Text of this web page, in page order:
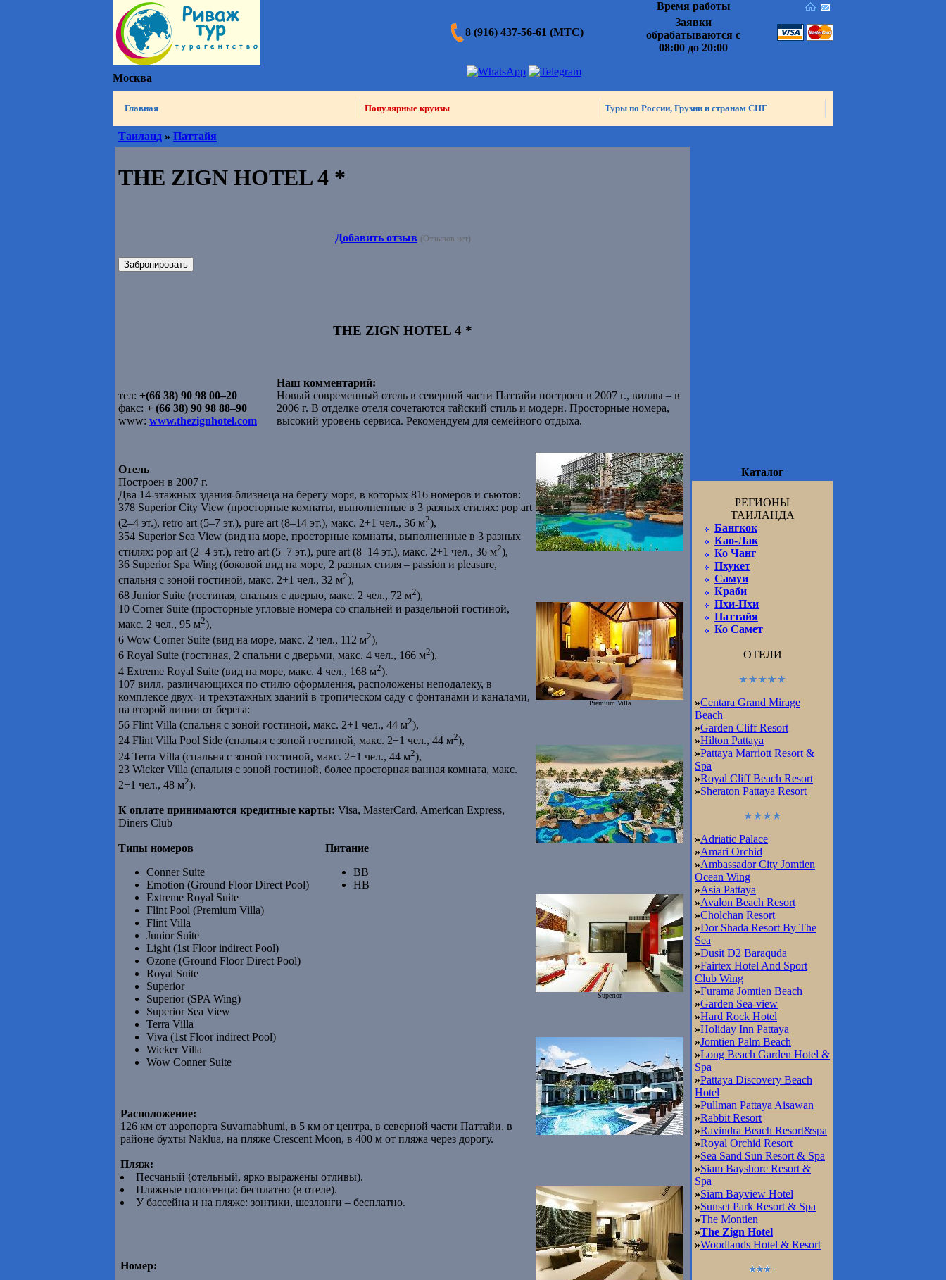
8 (916) 437-56-61 (МТС)
Время работы
Заявки
обрабатываются с
08:00 до 20:00
Москва
Главная Популярные круизы Туры по России, Грузии и странам СНГ
Таиланд » Паттайя
THE ZIGN HOTEL 4 *
Добавить отзыв (Отзывов нет)
Забронировать
THE ZIGN HOTEL 4 *
тел: +(66 38) 90 98 00–20
факс: + (66 38) 90 98 88–90
www: www.thezignhotel.com
Наш комментарий:
Новый современный отель в северной части Паттайи построен в 2007 г., виллы – в
2006 г. В отделке отеля сочетаются тайский стиль и модерн. Просторные номера,
высокий уровень сервиса. Рекомендуем для семейного отдыха.
Отель
Построен в 2007 г.
Два 14-этажных здания-близнеца на берегу моря, в которых 816 номеров и сьютов:
378 Superior City View (просторные комнаты, выполненные в 3 разных стилях: pop art
(2–4 эт.), retro art (5–7 эт.), pure art (8–14 эт.), макс. 2+1 чел., 36 м2),
354 Superior Sea View (вид на море, просторные комнаты, выполненные в 3 разных
стилях: pop art (2–4 эт.), retro art (5–7 эт.), pure art (8–14 эт.), макс. 2+1 чел., 36 м2),
36 Superior Spa Wing (боковой вид на море, 2 разных стиля – passion и pleasure,
спальня с зоной гостиной, макс. 2+1 чел., 32 м2),
68 Junior Suite (гостиная, спальня с дверью, макс. 2 чел., 72 м2),
10 Corner Suite (просторные угловые номера со спальней и раздельной гостиной,
макс. 2 чел., 95 м2),
6 Wow Corner Suite (вид на море, макс. 2 чел., 112 м2),
6 Royal Suite (гостиная, 2 спальни с дверьми, макс. 4 чел., 166 м2),
4 Extreme Royal Suite (вид на море, макс. 4 чел., 168 м2).
107 вилл, различающихся по стилю оформления, расположены неподалеку, в
комплексе двух- и трехэтажных зданий в тропическом саду с фонтанами и каналами,
на второй линии от берега:
56 Flint Villa (спальня с зоной гостиной, макс. 2+1 чел., 44 м2),
24 Flint Villa Pool Side (спальня с зоной гостиной, макс. 2+1 чел., 44 м2),
24 Terra Villa (спальня с зоной гостиной, макс. 2+1 чел., 44 м2),
23 Wicker Villa (спальня с зоной гостиной, более просторная ванная комната, макс.
2+1 чел., 48 м2).
К оплате принимаются кредитные карты: Visa, MasterCard, American Express,
Diners Club
Типы номеров
Conner Suite
Emotion (Ground Floor Direct Pool)
Extreme Royal Suite
Flint Pool (Premium Villa)
Flint Villa
Junior Suite
Light (1st Floor indirect Pool)
Ozone (Ground Floor Direct Pool)
Royal Suite
Superior
Superior (SPA Wing)
Superior Sea View
Terra Villa
Viva (1st Floor indirect Pool)
Wicker Villa
Wow Conner Suite
Питание
BB
HB
Расположение:
126 км от аэропорта Suvarnabhumi, в 5 км от центра, в северной части Паттайи, в
районе бухты Naklua, на пляже Crescent Moon, в 400 м от пляжа через дорогу.
Пляж:
Песчаный (отельный, ярко выражены отливы).
Пляжные полотенца: бесплатно (в отеле).
У бассейна и на пляже: зонтики, шезлонги – бесплатно.
Номер:
Premium Villa
Superior
Каталог
РЕГИОНЫ
ТАИЛАНДА
Бангкок
Као-Лак
Ко Чанг
Пхукет
Самуи
Краби
Пхи-Пхи
Паттайя
Ко Самет
ОТЕЛИ
»Centara Grand Mirage
Beach
»Garden Cliff Resort
»Hilton Pattaya
»Pattaya Marriott Resort &
Spa
»Royal Cliff Beach Resort
»Sheraton Pattaya Resort
»Adriatic Palace
»Amari Orchid
»Ambassador City Jomtien
Ocean Wing
»Asia Pattaya
»Avalon Beach Resort
»Cholchan Resort
»Dor Shada Resort By The
Sea
»Dusit D2 Baraquda
»Fairtex Hotel And Sport
Club Wing
»Furama Jomtien Beach
»Garden Sea-view
»Hard Rock Hotel
»Holiday Inn Pattaya
»Jomtien Palm Beach
»Long Beach Garden Hotel &
Spa
»Pattaya Discovery Beach
Hotel
»Pullman Pattaya Aisawan
»Rabbit Resort
»Ravindra Beach Resort&spa
»Royal Orchid Resort
»Sea Sand Sun Resort & Spa
»Siam Bayshore Resort &
Spa
»Siam Bayview Hotel
»Sunset Park Resort & Spa
»The Montien
»The Zign Hotel
»Woodlands Hotel & Resort